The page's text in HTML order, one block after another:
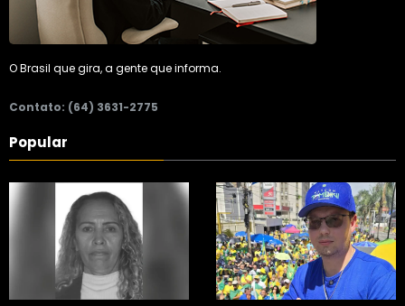
O Brasil que gira, a gente que informa.
Contato: (64) 3631-2775
Popular